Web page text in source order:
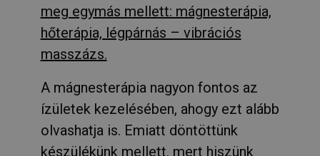
meg egymás mellett: mágnesterápia,
hőterápia, légpárnás – vibrációs
masszázs.
A mágnesterápia nagyon fontos az
ízületek kezelésében, ahogy ezt alább
olvashatja is. Emiatt döntöttünk
készülékünk mellett, mert hiszünk